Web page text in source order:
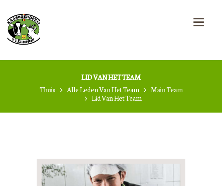
LID VAN HET TEAM
Thuis
Alle Leden Van Het Team
Main Team
Lid Van Het Team